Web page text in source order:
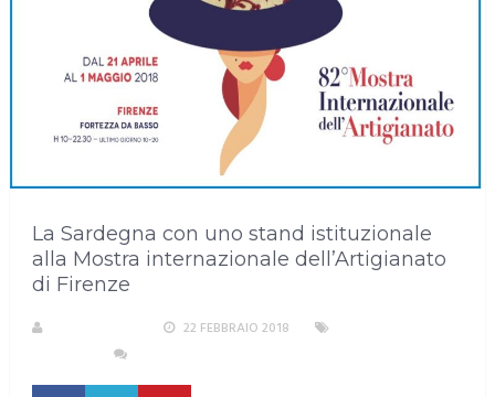
La Sardegna con uno stand istituzionale
alla Mostra internazionale dell’Artigianato
di Firenze
22 FEBBRAIO 2018